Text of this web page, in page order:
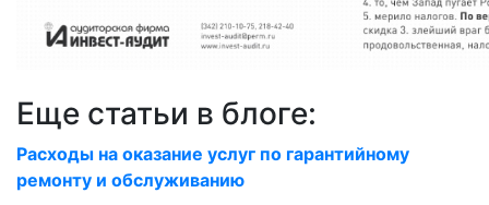
Еще статьи в блоге:
Расходы на оказание услуг по гарантийному
ремонту и обслуживанию